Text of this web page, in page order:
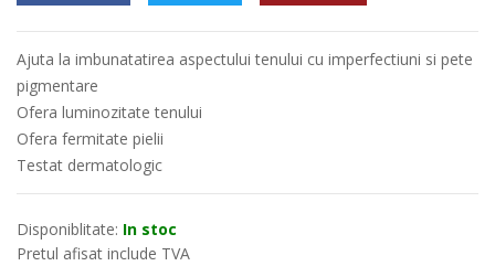
Ajuta la imbunatatirea aspectului tenului cu imperfectiuni si pete
pigmentare
Ofera luminozitate tenului
Ofera fermitate pielii
Testat dermatologic
Disponiblitate: In stoc
Pretul afisat include TVA